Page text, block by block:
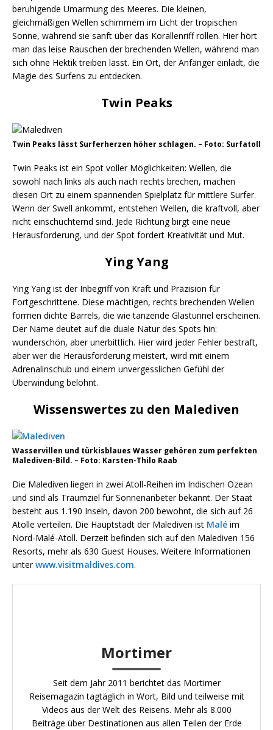
beruhigende Umarmung des Meeres. Die kleinen,
gleichmäßigen Wellen schimmern im Licht der tropischen
Sonne, während sie sanft über das Korallenriff rollen. Hier hört
man das leise Rauschen der brechenden Wellen, während man
sich ohne Hektik treiben lässt. Ein Ort, der Anfänger einlädt, die
Magie des Surfens zu entdecken.
Twin Peaks
Twin Peaks lässt Surferherzen höher schlagen. – Foto: Surfatoll
Twin Peaks ist ein Spot voller Möglichkeiten: Wellen, die
sowohl nach links als auch nach rechts brechen, machen
diesen Ort zu einem spannenden Spielplatz für mittlere Surfer.
Wenn der Swell ankommt, entstehen Wellen, die kraftvoll, aber
nicht einschüchternd sind. Jede Richtung birgt eine neue
Herausforderung, und der Spot fordert Kreativität und Mut.
Ying Yang
Ying Yang ist der Inbegriff von Kraft und Präzision für
Fortgeschrittene. Diese mächtigen, rechts brechenden Wellen
formen dichte Barrels, die wie tanzende Glastunnel erscheinen.
Der Name deutet auf die duale Natur des Spots hin:
wunderschön, aber unerbittlich. Hier wird jeder Fehler bestraft,
aber wer die Herausforderung meistert, wird mit einem
Adrenalinschub und einem unvergesslichen Gefühl der
Überwindung belohnt.
Wissenswertes zu den Malediven
Wasservillen und türkisblaues Wasser gehören zum perfekten
Malediven-Bild. – Foto: Karsten-Thilo Raab
Die Malediven liegen in zwei Atoll-Reihen im Indischen Ozean
und sind als Traumziel für Sonnenanbeter bekannt. Der Staat
besteht aus 1.190 Inseln, davon 200 bewohnt, die sich auf 26
Atolle verteilen. Die Hauptstadt der Malediven ist Malé im
Nord-Malé-Atoll. Derzeit befinden sich auf den Malediven 156
Resorts, mehr als 630 Guest Houses. Weitere Informationen
unterwww.visitmaldives.com.
Mortimer
Seit dem Jahr 2011 berichtet das Mortimer
Reisemagazin tagtäglich in Wort, Bild und teilweise mit
Videos aus der Welt des Reisens. Mehr als 8.000
Beiträge über Destinationen aus allen Teilen der Erde